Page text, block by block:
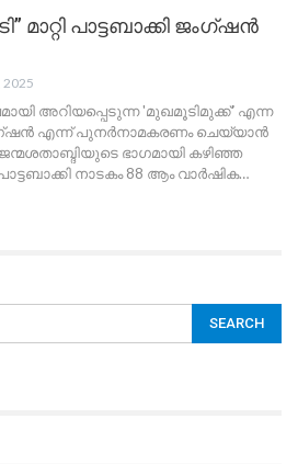
മാറ്റി പാട്ടബാക്കി ജംഗ്ഷൻ
2025
അറിയപ്പെടുന്ന 'മുഖമൂടിമുക്ക്' എന്ന
എന്ന് പുനർനാമകരണം ചെയ്യാൻ
ഭാഗമായി കഴിഞ്ഞ
നാടകം 88 ആം വാർഷിക…